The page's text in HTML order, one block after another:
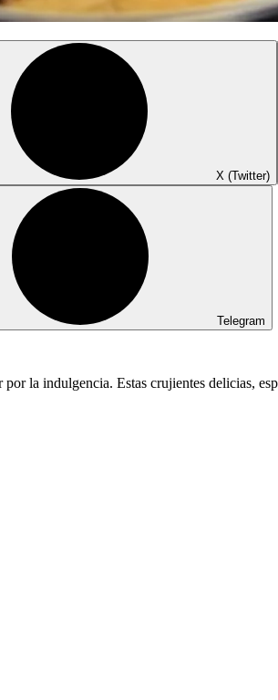
X (Twitter)
Telegram
la indulgencia. Estas crujientes delicias,